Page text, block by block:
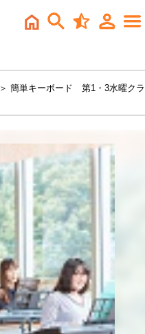
＞ 簡単キーボード 第1・3水曜クラ